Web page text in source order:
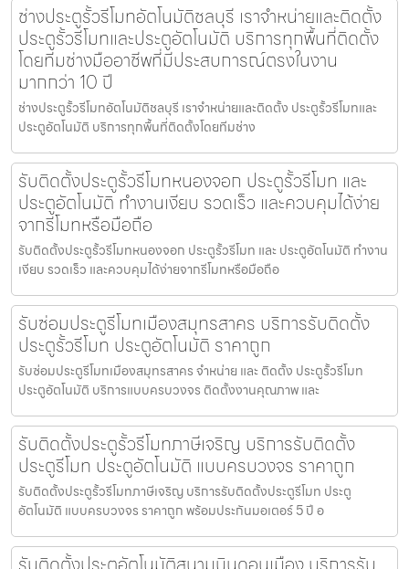
ช่างประตูรั้วรีโมทอัตโนมัติชลบุรี เราจำหน่ายและติดตั้ง
ประตูรั้วรีโมทและประตูอัตโนมัติ บริการทุกพื้นที่ติดตั้ง
โดยทีมช่างมืออาชีพที่มีประสบการณ์ตรงในงาน
มากกว่า 10 ปี
ช่างประตูรั้วรีโมทอัตโนมัติชลบุรี เราจำหน่ายและติดตั้ง ประตูรั้วรีโมทและ
ประตูอัตโนมัติ บริการทุกพื้นที่ติดตั้งโดยทีมช่าง
รับติดตั้งประตูรั้วรีโมทหนองจอก ประตูรั้วรีโมท และ
ประตูอัตโนมัติ ทำงานเงียบ รวดเร็ว และควบคุมได้ง่าย
จากรีโมทหรือมือถือ
รับติดตั้งประตูรั้วรีโมทหนองจอก ประตูรั้วรีโมท และ ประตูอัตโนมัติ ทำงาน
เงียบ รวดเร็ว และควบคุมได้ง่ายจากรีโมทหรือมือถือ
รับซ่อมประตูรีโมทเมืองสมุทรสาคร บริการรับติดตั้ง
ประตูรั้วรีโมท ประตูอัตโนมัติ ราคาถูก
รับซ่อมประตูรีโมทเมืองสมุทรสาคร จำหน่าย และ ติดตั้ง ประตูรั้วรีโมท
ประตูอัตโนมัติ บริการแบบครบวงจร ติดตั้งงานคุณภาพ และ
รับติดตั้งประตูรั้วรีโมทภาษีเจริญ บริการรับติดตั้ง
ประตูรีโมท ประตูอัตโนมัติ แบบครบวงจร ราคาถูก
รับติดตั้งประตูรั้วรีโมทภาษีเจริญ บริการรับติดตั้งประตูรีโมท ประตู
อัตโนมัติ แบบครบวงจร ราคาถูก พร้อมประกันมอเตอร์ 5 ปี อ